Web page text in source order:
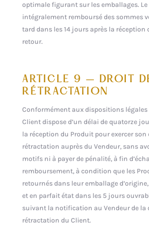
optimale figurant sur les emballages. Le
intégralement remboursé des sommes
tard dans les 14 jours après la réception
retour.
ARTICLE 9 – DROIT
RÉTRACTATION
Conformément aux dispositions légales
Client dispose d’un délai de quatorze
la réception du Produit pour exercer son
rétractation auprès du Vendeur, sans
motifs ni à payer de pénalité, à fin
remboursement, à condition que les
retournés dans leur emballage
et en parfait état dans les 5 jours
suivant la notification au Vendeur de la
rétractation du Client.